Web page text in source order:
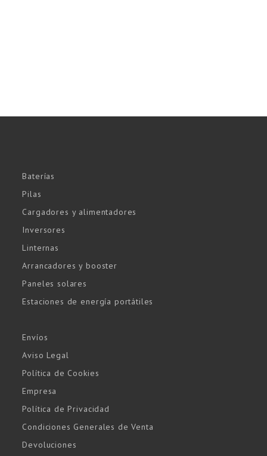
Baterías
Pilas
Cargadores y alimentadores
Inversores
Linternas
Arrancadores y booster
Paneles solares
Estaciones de energía portátiles
Envíos
Aviso Legal
Política de Cookies
Empresa
Política de Privacidad
Condiciones Generales de Venta
Devoluciones